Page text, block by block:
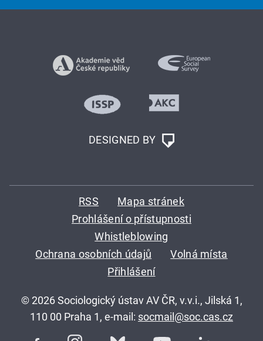
DESIGNED BY
RSS
Mapa stránek
Prohlášení o přístupnosti
Whistleblowing
Ochrana osobních údajů
Volná místa
Přihlášení
© 2026 Sociologický ústav AV ČR, v.v.i., Jilská 1,
110 00 Praha 1, e-mail: socmail@soc.cas.cz